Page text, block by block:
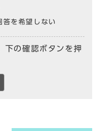
答を希望しない
下の確認ボタンを押